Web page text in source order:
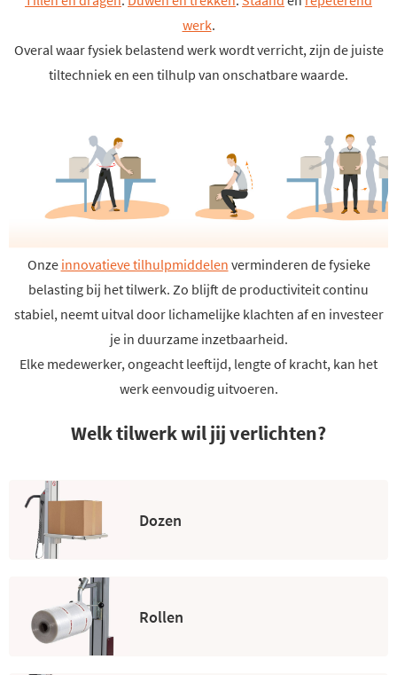
werk.
Overal waar fysiek belastend werk wordt verricht, zijn de juiste
tiltechniek en een tilhulp van onschatbare waarde.
Onze innovatieve tilhulpmiddelen verminderen de fysieke
belasting bij het tilwerk. Zo blijft de productiviteit continu
stabiel, neemt uitval door lichamelijke klachten af en investeer
je in duurzame inzetbaarheid.
Elke medewerker, ongeacht leeftijd, lengte of kracht, kan het
werk eenvoudig uitvoeren.
Welk tilwerk wil jij verlichten?
Dozen
Rollen